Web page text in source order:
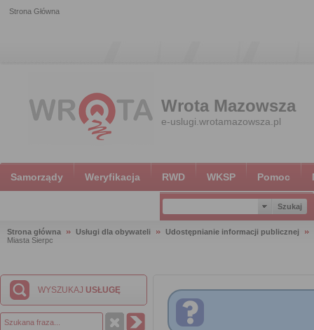
Strona Główna
Wrota Mazowsza
e-uslugi.wrotamazowsza.pl
Samorządy Weryfikacja RWD WKSP Pomoc
Strona główna Usługi dla obywateli
Udostępnianie informacji publicznej
Miasta Sierpc
WYSZUKAJ USŁUGĘ